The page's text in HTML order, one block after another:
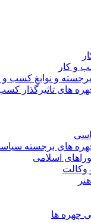
و کار
و نوابغ کسب
های تاثیرگذار
های برجسته
اسلامی
وکالت
چهره ها